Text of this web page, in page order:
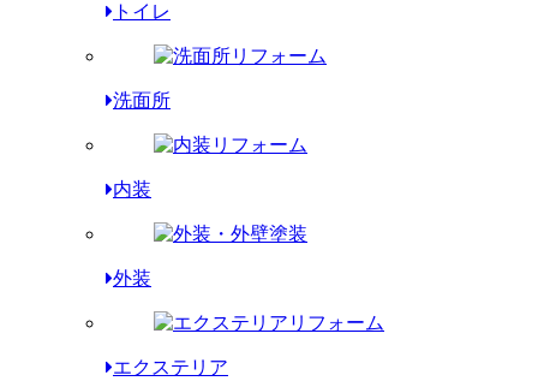
トイレ
洗面所
内装
外装
エクステリア